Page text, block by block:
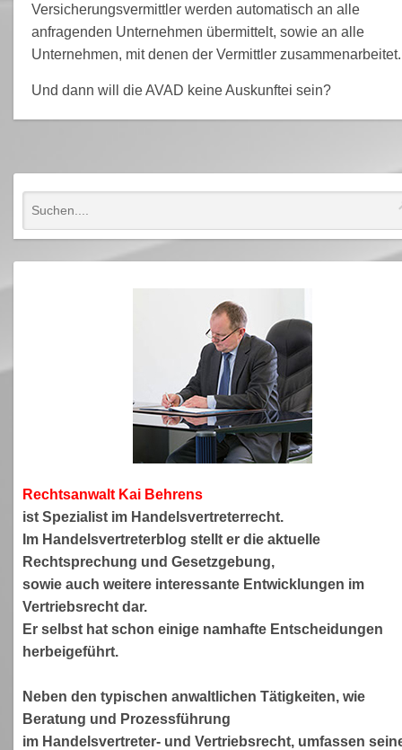
Versicherungsvermittler werden automatisch an alle
anfragenden Unternehmen übermittelt, sowie an alle
Unternehmen, mit denen der Vermittler zusammenarbeitet.
Und dann will die AVAD keine Auskunftei sein?
Rechtsanwalt Kai Behrens
ist Spezialist im Handelsvertreterrecht.
Im Handelsvertreterblog stellt er die aktuelle
Rechtsprechung und Gesetzgebung,
sowie auch weitere interessante Entwicklungen im
Vertriebsrecht dar.
Er selbst hat schon einige namhafte Entscheidungen
herbeigeführt.
Neben den typischen anwaltlichen Tätigkeiten, wie
Beratung und Prozessführung
im Handelsvertreter- und Vertriebsrecht, umfassen